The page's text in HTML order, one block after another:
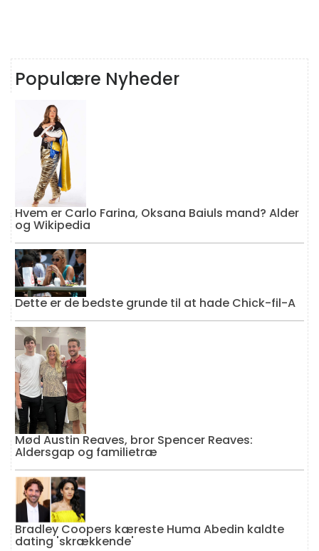
Populære Nyheder
Hvem er Carlo Farina, Oksana Baiuls mand? Alder
og Wikipedia
Dette er de bedste grunde til at hade Chick-fil-A
Mød Austin Reaves, bror Spencer Reaves:
Aldersgap og familietræ
Bradley Coopers kæreste Huma Abedin kaldte
dating 'skrækkende'